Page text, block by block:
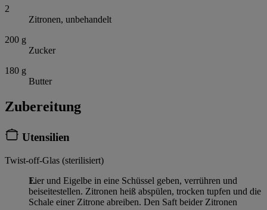
2
Zitronen, unbehandelt
200 g
Zucker
180 g
Butter
Zubereitung
Utensilien
Twist-off-Glas (sterilisiert)
Eier und Eigelbe in eine Schüssel geben, verrühren und
beiseitestellen. Zitronen heiß abspülen, trocken tupfen und die
Schale einer Zitrone abreiben. Den Saft beider Zitronen